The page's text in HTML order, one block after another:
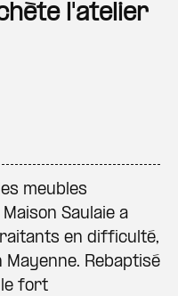
l'atelier
meubles
Saulaie a
en difficulté,
Mayenne. Rebaptisé
fort